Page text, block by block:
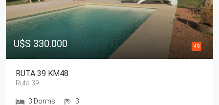
U$S 330.000 49
RUTA 39 KM48
Ruta 39
3 Dorms. 3